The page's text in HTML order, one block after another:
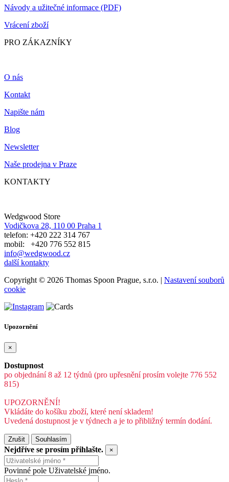
Návody a užitečné informace (PDF)
Vrácení zboží
PRO ZÁKAZNÍKY
O nás
Kontakt
Napište nám
Blog
Newsletter
Naše prodejna v Praze
KONTAKTY
Wedgwood Store
Vodičkova 28, 110 00 Praha 1
telefon: +420 222 314 767
mobil: +420 776 552 815
info@wedgwood.cz
další kontakty
Copyright © 2026 Thomas Spoon Prague, s.r.o. | Nastavení souborů
cookie
Upozornění
×
Dostupnost
po objednání 8 až 12 týdnů (pro upřesnění prosím volejte 776 552
815)
UPOZORNĚNÍ!
Vkládáte do košíku zboží, které není skladem!
Uvedená dostupnost je v týdnech a je to přibližný termín dodání.
Zrušit Souhlasím
Nejdříve se prosím přihlašte. ×
Povinné pole Uživatelské jméno.